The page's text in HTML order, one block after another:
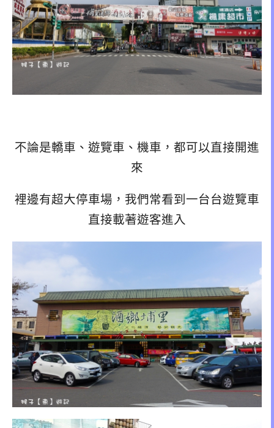
不論是轎車、遊覽車、機車，都可以直接開進
來
裡邊有超大停車場，我們常看到一台台遊覽車
直接載著遊客進入